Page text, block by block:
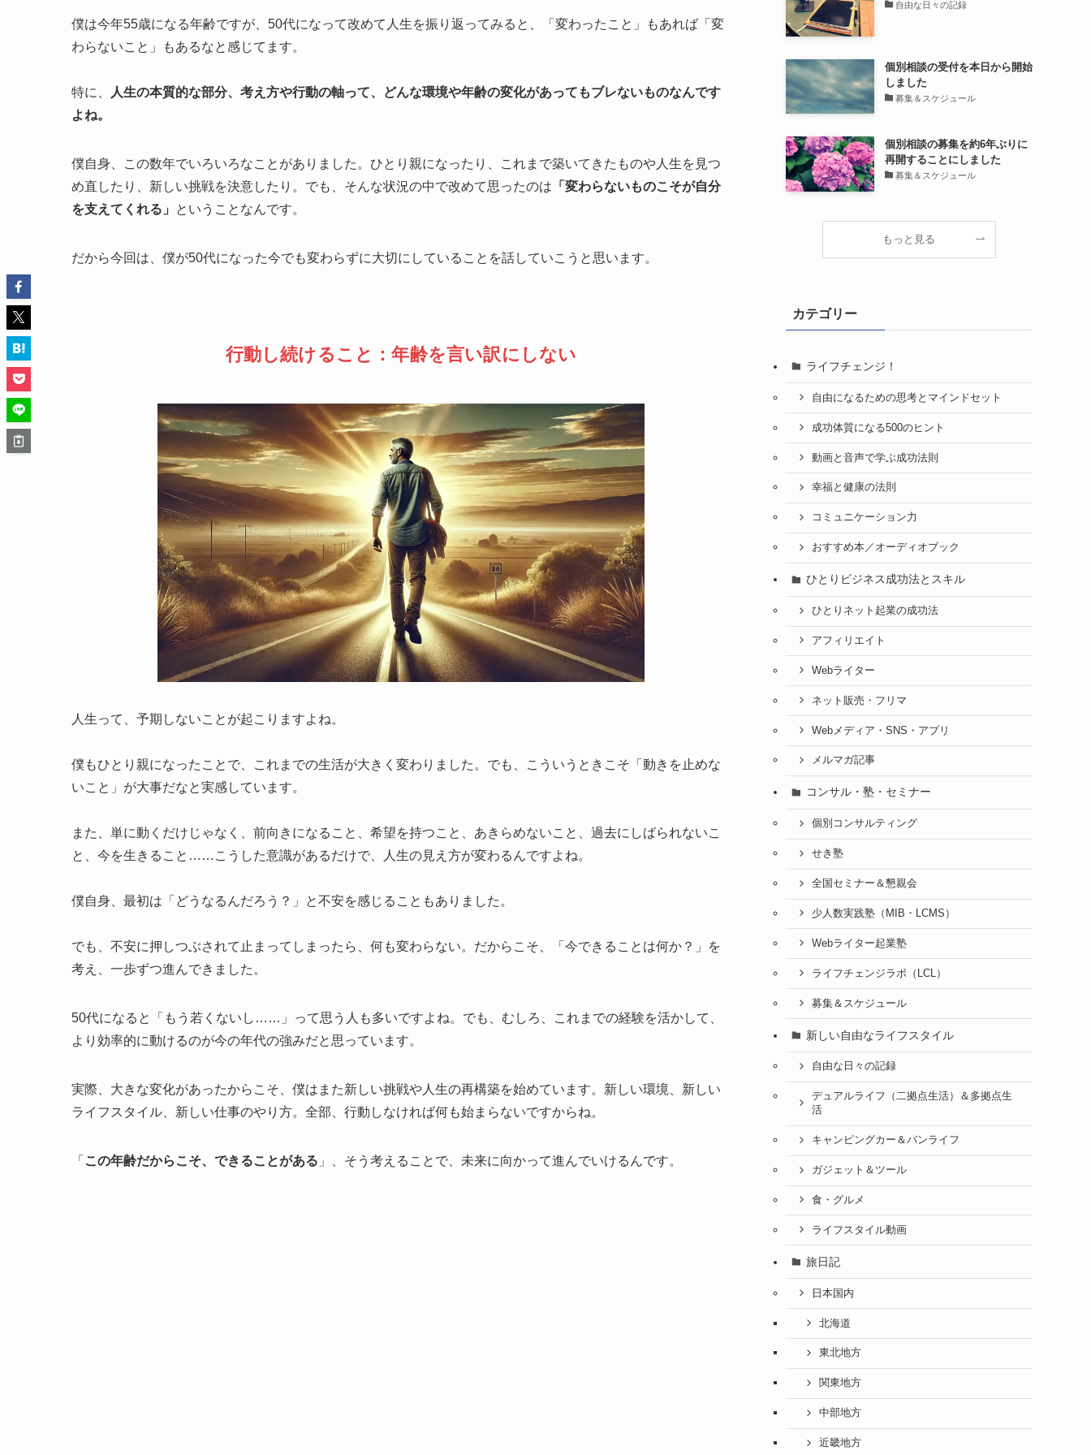
僕は今年55歳になる年齢ですが、50代になって改めて人生を振り返ってみると、「変わったこと」もあれば「変
わらないこと」もあるなと感じてます。
特に、
人生の本質的な部分、考え方や行動の軸って、どんな環境や年齢の変化があってもブレないものなんです
よね。
僕自身、この数年でいろいろなことがありました。ひとり親になったり、これまで築いてきたものや人生を見つ
め直したり、新しい挑戦を決意したり。でも、そんな状況の中で改めて思ったのは 「変わらないものこそが自分
を支えてくれる」
ということなんです。
だから今回は、僕が50代になった今でも変わらずに大切にしていることを話していこうと思います。
行動し続けること：年齢を言い訳にしない
人生って、予期しないことが起こりますよね。
僕もひとり親になったことで、これまでの生活が大きく変わりました。でも、こういうときこそ「動きを止めな
いこと」が大事だなと実感しています。
また、単に動くだけじゃなく、前向きになること、希望を持つこと、あきらめないこと、過去にしばられないこ
と、今を生きること……こうした意識があるだけで、人生の見え方が変わるんですよね。
僕自身、最初は「どうなるんだろう？」と不安を感じることもありました。
でも、不安に押しつぶされて止まってしまったら、何も変わらない。だからこそ、「今できることは何か？」を
考え、一歩ずつ進んできました。
50代になると「もう若くないし……」って思う人も多いですよね。でも、むしろ、これまでの経験を活かして、
より効率的に動けるのが今の年代の強みだと思っています。
実際、大きな変化があったからこそ、僕はまた新しい挑戦や人生の再構築を始めています。新しい環境、新しい
ライフスタイル、新しい仕事のやり方。全部、行動しなければ何も始まらないですからね。
「 この年齢だからこそ、できることがある 」、そう考えることで、未来に向かって進んでいけるんです。
自由な日々の記録
個別相談の受付を本日から開始
しました
募集＆スケジュール
個別相談の募集を約6年ぶりに
再開することにしました
募集＆スケジュール
もっと見る
カテゴリー
ライフチェンジ！
自由になるための思考とマインドセット
成功体質になる500のヒント
動画と音声で学ぶ成功法則
幸福と健康の法則
コミュニケーション力
おすすめ本／オーディオブック
ひとりビジネス成功法とスキル
ひとりネット起業の成功法
アフィリエイト
Webライター
ネット販売・フリマ
Webメディア・SNS・アプリ
メルマガ記事
コンサル・塾・セミナー
個別コンサルティング
せき塾
全国セミナー＆懇親会
少人数実践塾（MIB・LCMS）
Webライター起業塾
ライフチェンジラボ（LCL）
募集＆スケジュール
新しい自由なライフスタイル
自由な日々の記録
デュアルライフ（二拠点生活）＆多拠点生
活
キャンピングカー＆バンライフ
ガジェット＆ツール
食・グルメ
ライフスタイル動画
旅日記
日本国内
北海道
東北地方
関東地方
中部地方
近畿地方